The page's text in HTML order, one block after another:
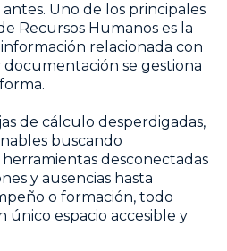
Uno de los principales
Recursos Humanos es la
relacionada con
documentación se gestiona
de cálculo desperdigadas,
buscando
desconectadas
y ausencias hasta
o formación, todo
espacio accesible y